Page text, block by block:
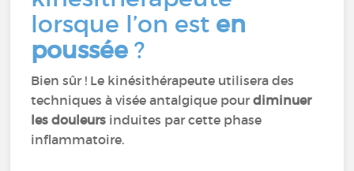
lorsque l’on est en
poussée ?
Bien sûr ! Le kinésithérapeute utilisera des
techniques à visée antalgique pourdiminuer
les douleurs induites par cette phase
inflammatoire.